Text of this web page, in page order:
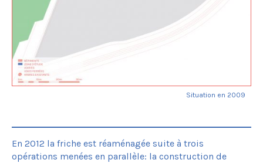
Situation en 2009
En 2012 la friche est réaménagée suite à trois
opérations menées en parallèle: la construction de